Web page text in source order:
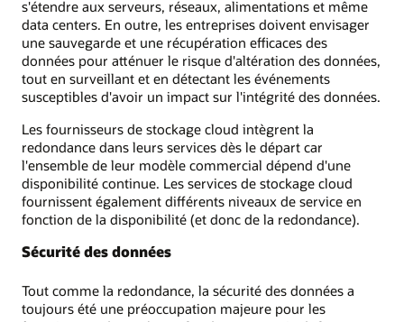
s'étendre aux serveurs, réseaux, alimentations et même
data centers. En outre, les entreprises doivent envisager
une sauvegarde et une récupération efficaces des
données pour atténuer le risque d'altération des données,
tout en surveillant et en détectant les événements
susceptibles d'avoir un impact sur l'intégrité des données.
Les fournisseurs de stockage cloud intègrent la
redondance dans leurs services dès le départ car
l'ensemble de leur modèle commercial dépend d'une
disponibilité continue. Les services de stockage cloud
fournissent également différents niveaux de service en
fonction de la disponibilité (et donc de la redondance).
Sécurité des données
Tout comme la redondance, la sécurité des données a
toujours été une préoccupation majeure pour les